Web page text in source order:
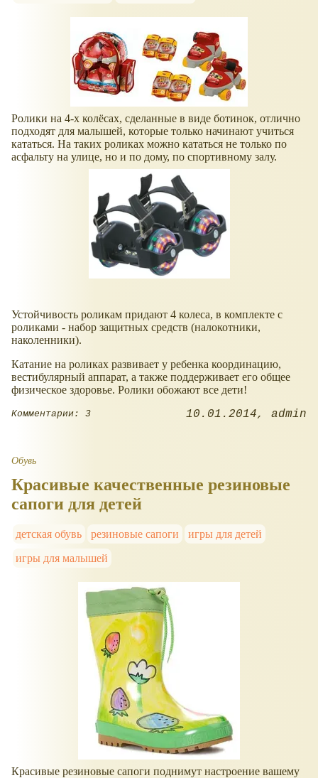
Ролики на 4-х колёсах, сделанные в виде ботинок, отлично
подходят для малышей, которые только начинают учиться
кататься. На таких роликах можно кататься не только по
асфальту на улице, но и по дому, по спортивному залу.
Устойчивость роликам придают 4 колеса, в комплекте с
роликами - набор защитных средств (налокотники,
наколенники).
Катание на роликах развивает у ребенка координацию,
вестибулярный аппарат, а также поддерживает его общее
физическое здоровье. Ролики обожают все дети!
Комментарии: 3 10.01.2014 admin
Обувь
Красивые качественные резиновые
сапоги для детей
детская обувь резиновые сапоги
игры для детей
игры для малышей
Красивые резиновые сапоги поднимут настроение вашему